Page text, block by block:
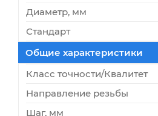
Диаметр, мм
Стандарт
Общие характеристики
Класс точности/Квалитет
Направление резьбы
Шаг, мм